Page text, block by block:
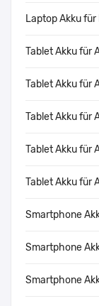
Laptop Akku für
Tablet Akku für
Tablet Akku für
Tablet Akku für
Tablet Akku für
Tablet Akku für
Smartphone
Smartphone
Smartphone